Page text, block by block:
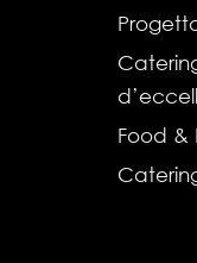
Food &